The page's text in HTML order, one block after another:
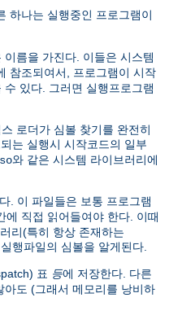
하나는 실행중인 프로그램이
이름을 가진다. 이들은 시스템
참조되여서, 프로그램이 시작
수 있다. 그러면 실행프로그램
로더가 심볼 찾기를 완전히
는 실행시 시작코드의 일부
와 같은 시스템 라이브러리에
. 이 파일들은 보통 프로그램
에 직접 읽어들여야 한다. 이때
리(특히 항상 존재하는
행파일의 심볼을 알게된다.
표 등에 저장한다. 다른
도 (그래서 메모리를 낭비하